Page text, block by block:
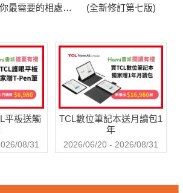
們已然被捲入ChatGPT為首的AI數位洪
，讀者同樣得鍛鍊更高階的閱讀理解與
正需要、能正確理解的資訊。
決教育現場的「素養教學」難題
你最需要的相處智
離、鑄下大錯，父
母愛的界線該畫在
哪裡？
(全新修訂第七版)
平板送觸
08/31
TCL數位筆記本送月讀包1
年
2026/06/20 - 2026/08/31